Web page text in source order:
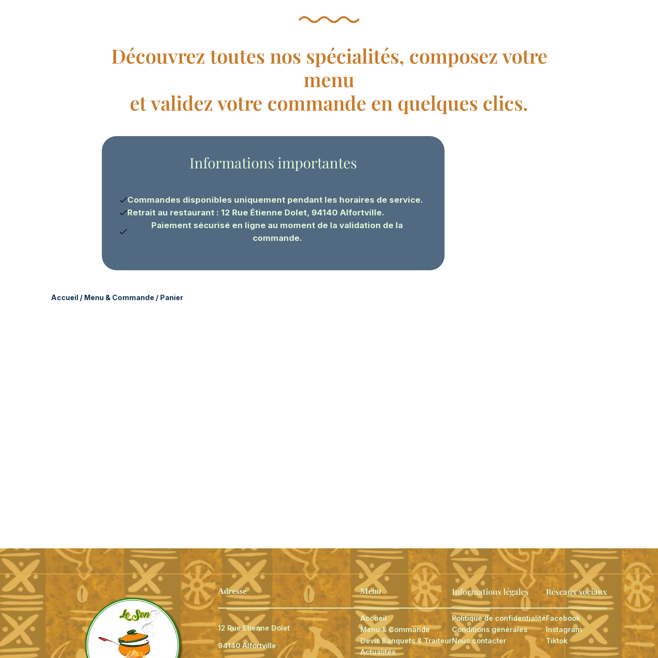
Découvrez toutes nos spécialités, composez votre
menu
et validez votre commande en quelques clics.
Informations importantes
Commandes disponibles uniquement pendant les horaires de service.
Retrait au restaurant : 12 Rue Étienne Dolet, 94140 Alfortville.
Paiement sécurisé en ligne au moment de la validation de la
commande.
Accueil / Menu & Commande / Panier
Adresse
12 Rue Etienne Dolet
94140 Alfortville
Menu
Accueil
Menu & Commande
Devis Banquets & Traiteur
Actualités
Informations légales
Politique de confidentialité
Conditions générales
Nous contacter
Réseaux sociaux
Facebook
Instagram
Tiktok